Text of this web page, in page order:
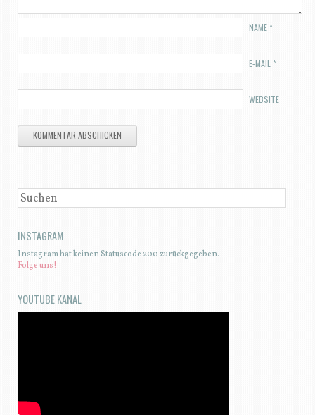
NAME*
E-MAIL *
WEBSITE
SUCHEN
INSTAGRAM
Instagram hat keinen Statuscode 200 zurückgegeben.
Folge uns!
YOUTUBE KANAL